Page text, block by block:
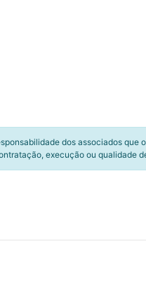
dos associados
execução ou qualidade